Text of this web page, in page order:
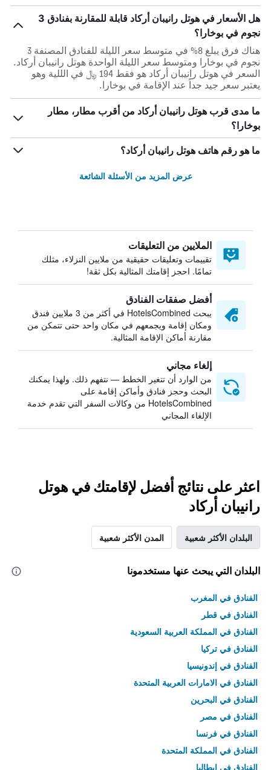
هل الأسعار في هوتل رانيبان أركاد قابلة للمقارنة بفنادق 3
نجوم في بوخارا؟
هناك فرق يبلغ 8% في متوسط ​​سعر الليلة للفنادق المصنفة 3
نجوم في بوخارا ومتوسط ​​سعر الليلة الواحدة هوتل رانيبان أركاد.
السعر في هوتل رانيبان أركاد هو فقط 194 ﷼ في الللية وهو
يعتبر سعر جيد جداً عند الإقامة في بوخارا.
ما مدى قرب هوتل رانيبان أركاد من أقرب مطار، مطار
بوخارا؟
ما هو رقم هاتف هوتل رانيبان أركاد؟
عرض المزيد من الأسئلة الشائعة
الملايين من التعليقات
تقييمات وتعليقات حقيقية من ملايين النزلاء، مثلك
تمامًا. احجز إقامتك المثالية بكل ثقة!
أفضل صفقات الفنادق
يبحث HotelsCombined في أكثر من 3 ملايين فندق
ومكان إقامة ويجمعهم في مكان واحد حتى تتمكن من
مقارنة أماكن الإقامة المثالية.
إلغاء مجاني
من الوارد أن تتغير الخطط — نتفهم ذلك. ولهذا يمكنك
البحث وحجز فنادق وأماكن إقامة على
HotelsCombined من وكالات السفر التي تقدم خدمة
الإلغاء المجاني
اعثر على نتائج أفضل لإقامتك في هوتل
رانيبان أركاد
البلدان الأكثر شعبية المدن الأكثر شعبية
البلدان التي يبحث عنها مستخدمونا
الفنادق في المغرب
الفنادق في قطر
الفنادق في المملكة العربية السعودية
الفنادق في تركيا
الفنادق في إندونيسيا
الفنادق في الامارات العربية المتحدة
الفنادق في البحرين
الفنادق في مصر
الفنادق في فرنسا
الفنادق في المملكة المتحدة
الفنادق في إيطاليا